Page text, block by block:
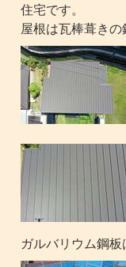
住宅です。
屋根は瓦棒葺き
ガルバリウム鋼板